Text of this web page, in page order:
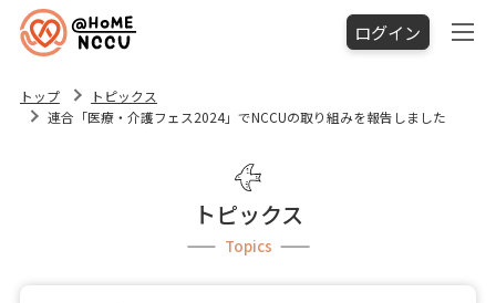
ログイン
トップ
トピックス
連合「医療・介護フェス2024」でNCCUの取り組みを報告しました
トピックス
Topics